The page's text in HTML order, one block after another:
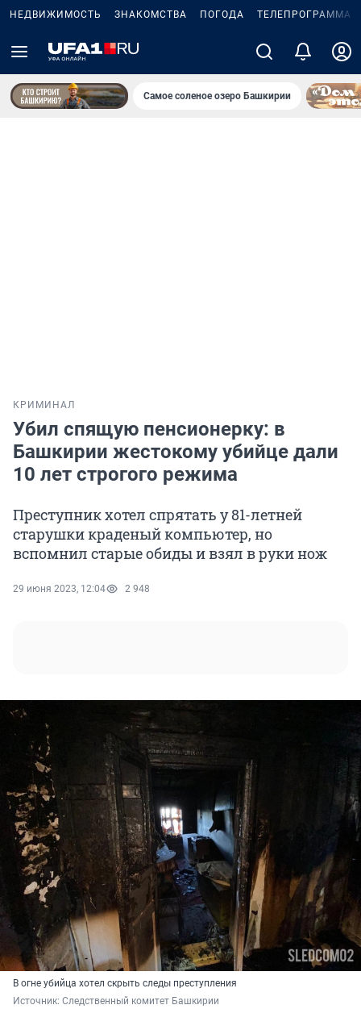
НЕДВИЖИМОСТЬ ЗНАКОМСТВА ПОГОДА ТЕЛЕПРОГРАММА
Самое соленое озеро Башкирии
КРИМИНАЛ
Убил спящую пенсионерку: в
Башкирии жестокому убийце дали
10 лет строгого режима
Преступник хотел спрятать у 81-летней
старушки краденый компьютер, но
вспомнил старые обиды и взял в руки нож
29 июня 2023, 12:04 2 948
В огне убийца хотел скрыть следы преступления
Источник: Следственный комитет Башкирии